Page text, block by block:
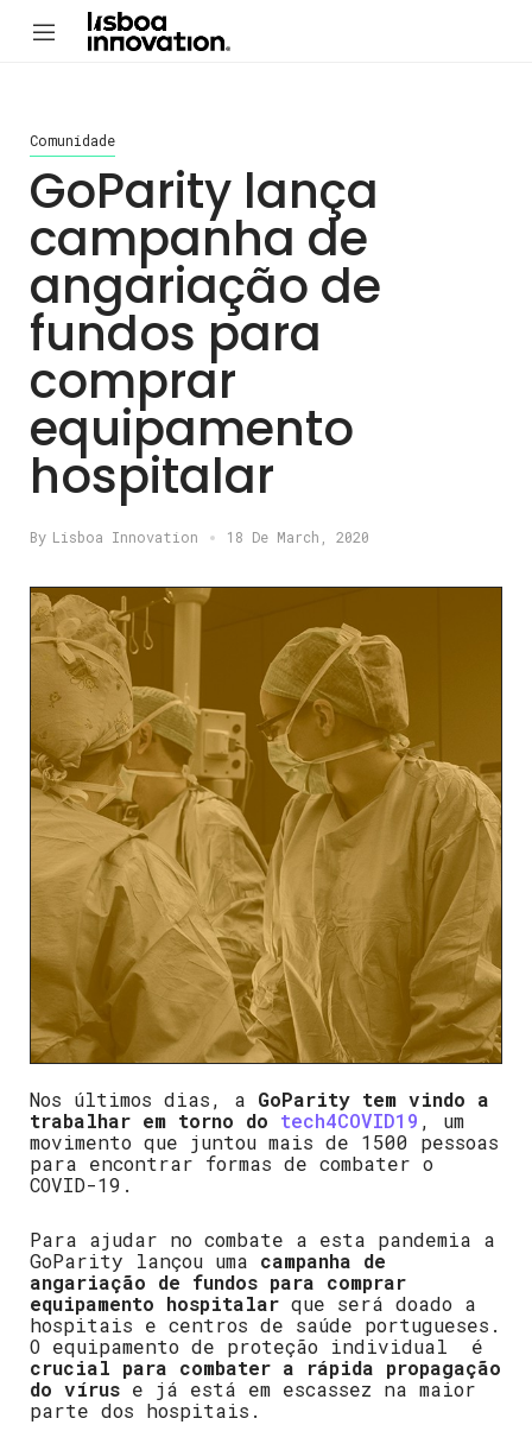
Comunidade
GoParity lança
campanha de
angariação de
fundos para
comprar
equipamento
hospitalar
By Lisboa Innovation 18 De March, 2020
Nos últimos dias, a GoParity tem vindo a
trabalhar em torno do tech4COVID19 , um
movimento que juntou mais de 1500 pessoas
para encontrar formas de combater o
COVID-19.
Para ajudar no combate a esta pandemia a
GoParity lançou uma campanha de
angariação de fundos para comprar
equipamento hospitalar que será doado a
hospitais e centros de saúde portugueses.
O equipamento de proteção individual é
crucial para combater a rápida propagação
do vírus e já está em escassez na maior
parte dos hospitais.